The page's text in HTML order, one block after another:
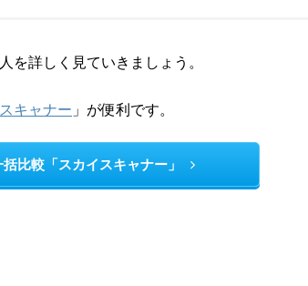
を詳しく見ていきましょう。
キャナー 」が便利です。
比較「スカイスキャナー」